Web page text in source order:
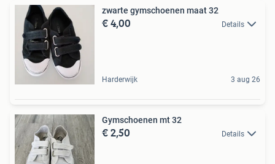
zwarte gymschoenen maat 32
€ 4,00 Details
Harderwijk 3 aug 26
Gymschoenen mt 32
€ 2,50 Details